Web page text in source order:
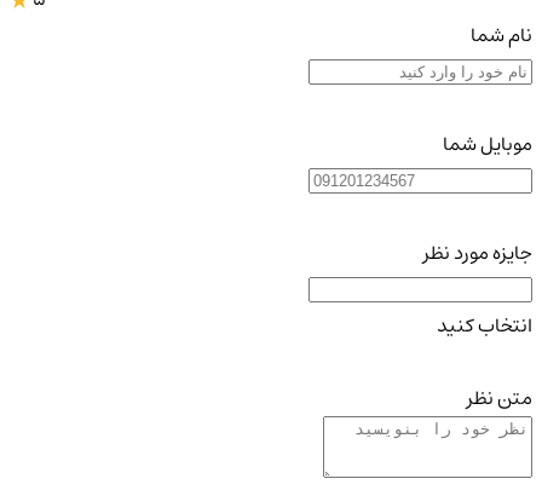
نام شما
موبایل شما
جایزه مورد نظر
انتخاب کنید
متن نظر